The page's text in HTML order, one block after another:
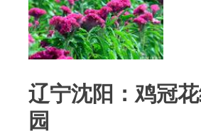
辽宁沈阳：鸡冠
园